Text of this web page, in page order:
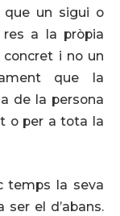
que un sigui o
a la pròpia
concret i no un
que la
de la persona
o per a tota la
temps la seva
el d’abans.